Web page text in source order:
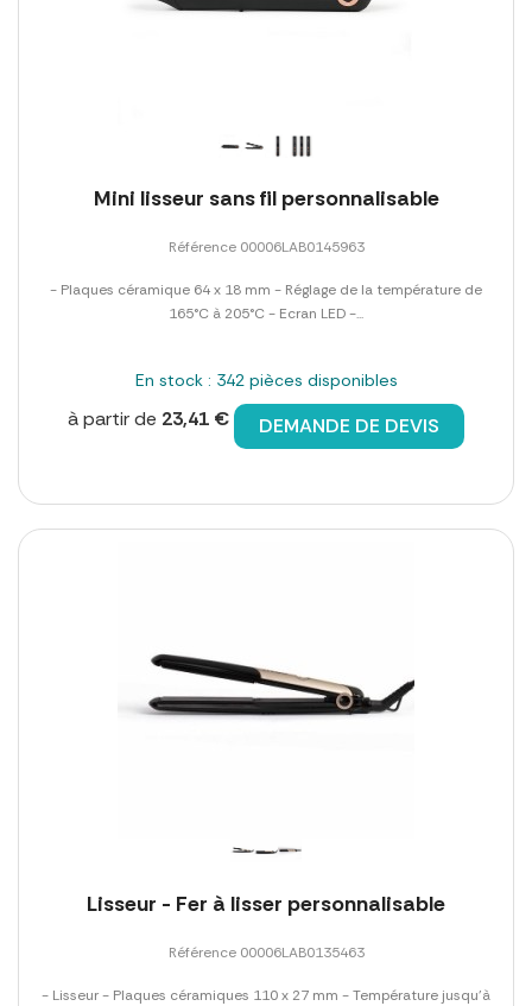
Mini lisseur sans fil personnalisable
Référence 00006LAB0145963
- Plaques céramique 64 x 18 mm - Réglage de la température de
165°C à 205°C - Ecran LED -...
En stock : 342 pièces disponibles
à partir de 23,41 € DEMANDE DE DEVIS
Lisseur - Fer à lisser personnalisable
Référence 00006LAB0135463
- Lisseur - Plaques céramiques 110 x 27 mm - Température jusqu'à